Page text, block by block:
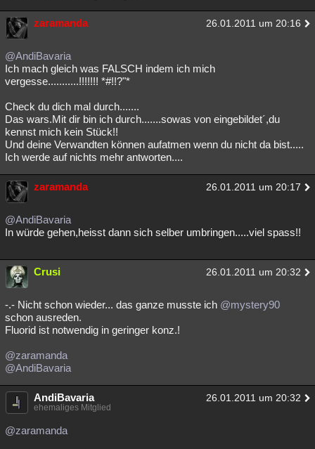
zaramanda 26.01.2011 um 20:16
@AndiBavaria
Ich mach gleich was FALSCH indem ich mich
vergesse...........!!!!!!! *#!!?"*
Check du dich mal durch.......
Das wars.Mit dir bin ich durch.......sowas von eingebildet´,du
kennst mich kein Stück!!
Und deine Verwandten können aufatmen wenn du nicht da bist.....
Ich werde auf nichts mehr antworten....
zaramanda 26.01.2011 um 20:17
@AndiBavaria
In würde gehen,heisst dann sich selber umbringen.....viel spass!!
Crusi 26.01.2011 um 20:32
-.- Nicht schon wieder... das ganze musste ich @mystery90
schon ausreden.
Fluorid ist notwendig in geringer konz.!
@zaramanda
@AndiBavaria
AndiBavaria 26.01.2011 um 20:32
ehemaliges Mitglied
@zaramanda